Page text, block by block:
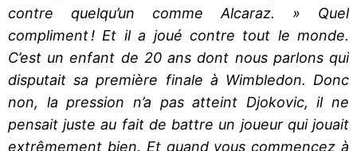
contre quelqu’un comme Alcaraz. » Quel
compliment ! Et il a joué contre tout le monde.
C’est un enfant de 20 ans dont nous parlons qui
disputait sa première finale à Wimbledon. Donc
non, la pression n’a pas atteint Djokovic, il ne
pensait juste au fait de battre un joueur qui jouait
extrêmement bien. Et quand vous commencez à